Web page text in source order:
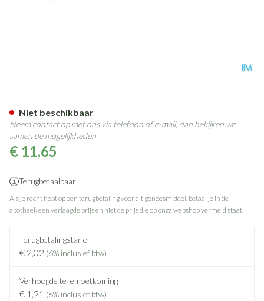
€ 11,65
Terugbetaalbaar
Als je recht hebt op een terugbetaling voor dit geneesmiddel, betaal je in de
apotheek een verlaagde prijs en niet de prijs die op onze webshop vermeld staat.
Terugbetalingstarief
€ 2,02 (6% inclusief btw)
Verhoogde tegemoetkoming
€ 1,21 (6% inclusief btw)
Niet beschikbaar
Neem contact op met ons via telefoon of e-mail, dan bekijken we
samen de mogelijkheden.